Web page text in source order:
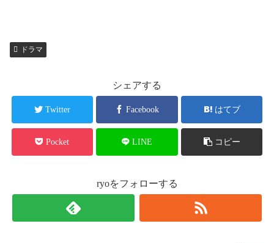
ドラマ
シェアする
Twitter Facebook はてブ
Pocket LINE コピー
ryoをフォローする